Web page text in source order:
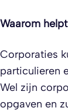
Waarom
Corporaties
particulieren
Wel zijn
opgaven en